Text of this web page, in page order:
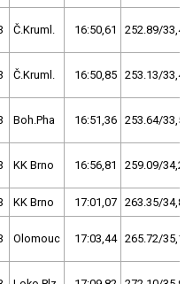
Č.Kruml. 16:50,61 252.89/33,4
Č.Kruml. 16:50,85 253.13/33,4
Boh.Pha 16:51,36 253.64/33,5
KK Brno 16:56,81 259.09/34,2
KK Brno 17:01,07 263.35/34,8
Olomouc 17:03,44 265.72/35,1